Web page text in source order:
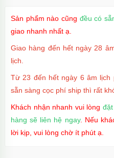
Ốp lưng iPhone 17 Pro
tối giản
MãOP17 trị giá70.000₫
Sản phẩm nào cũng đều có
giao nhanh nhất ạ.
Giao hàng đến hết ngày 28
lịch.
Từ 23 đến hết ngày 6 âm lịch
sẵn sàng cọc phí ship thì rất
Khách nhận nhanh vui lòng
hàng sẽ liên hệ ngay. Nếu
lời kịp, vui lòng chờ ít phút ạ.